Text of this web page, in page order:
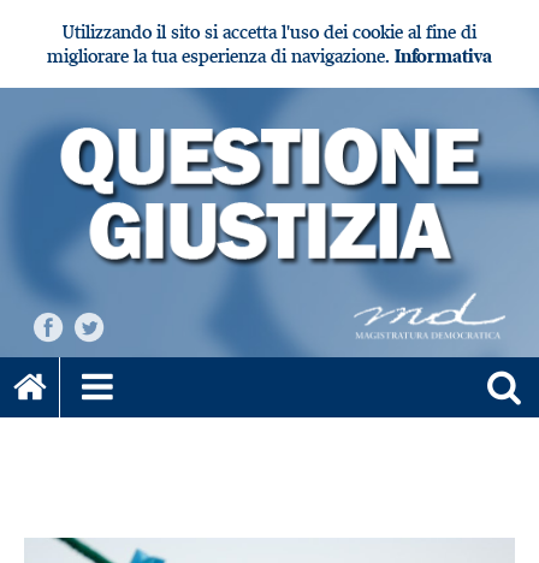
Utilizzando il sito si accetta l'uso dei cookie al fine di
migliorare la tua esperienza di navigazione. Informativa